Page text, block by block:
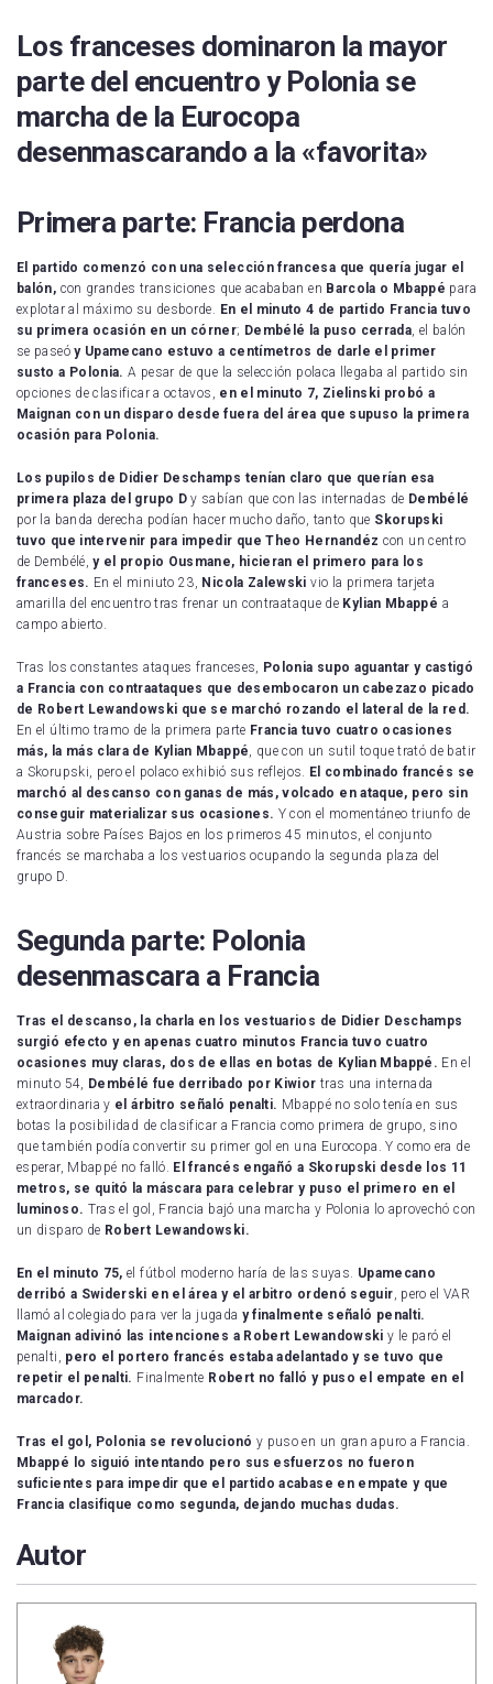
Sevilla FC
Villarreal CF
Los franceses dominaron la mayor
parte del encuentro y Polonia se
marcha de la Eurocopa
desenmascarando a la «favorita»
Primera parte: Francia perdona
El partido comenzó con una selección francesa que quería jugar el
balón, con grandes transiciones que acababan en Barcola o Mbappé para
explotar al máximo su desborde. En el minuto 4 de partido Francia tuvo
su primera ocasión en un córner; Dembélé la puso cerrada, el balón
se paseóy Upamecano estuvo a centímetros de darle el primer
susto a Polonia. A pesar de que la selección polaca llegaba al partido sin
opciones de clasificar a octavos, en el minuto 7, Zielinski probó a
Maignan con un disparo desde fuera del área que supuso la primera
ocasión para Polonia.
Los pupilos de Didier Deschamps tenían claro que querían esa
primera plaza del grupo D y sabían que con las internadas de Dembélé
por la banda derecha podían hacer mucho daño, tanto que Skorupski
tuvo que intervenir para impedir que Theo Hernandéz con un centro
de Dembélé,y el propio Ousmane, hicieran el primero para los
franceses. En el miniuto 23, Nicola Zalewski vio la primera tarjeta
amarilla del encuentro tras frenar un contraataque de Kylian Mbappé a
campo abierto.
Tras los constantes ataques franceses, Polonia supo aguantar y castigó
a Francia con contraataques que desembocaron un cabezazo picado
de Robert Lewandowski que se marchó rozando el lateral de la red.
En el último tramo de la primera parte Francia tuvo cuatro ocasiones
más, la más clara de Kylian Mbappé, que con un sutil toque trató de batir
a Skorupski, pero el polaco exhibió sus reflejos. El combinado francés se
marchó al descanso con ganas de más, volcado en ataque, pero sin
conseguir materializar sus ocasiones. Y con el momentáneo triunfo de
Austria sobre Países Bajos en los primeros 45 minutos, el conjunto
francés se marchaba a los vestuarios ocupando la segunda plaza del
grupo D.
Segunda parte: Polonia
desenmascara a Francia
Tras el descanso, la charla en los vestuarios de Didier Deschamps
surgió efecto y en apenas cuatro minutos Francia tuvo cuatro
ocasiones muy claras, dos de ellas en botas de Kylian Mbappé. En el
minuto 54, Dembélé fue derribado por Kiwior tras una internada
extraordinaria y el árbitro señaló penalti. Mbappé no solo tenía en sus
botas la posibilidad de clasificar a Francia como primera de grupo, sino
que también podía convertir su primer gol en una Eurocopa. Y como era de
esperar, Mbappé no falló. El francés engañó a Skorupski desde los 11
metros, se quitó la máscara para celebrar y puso el primero en el
luminoso. Tras el gol, Francia bajó una marcha y Polonia lo aprovechó con
un disparo de Robert Lewandowski.
En el minuto 75, el fútbol moderno haría de las suyas. Upamecano
derribó a Swiderski en el área y el arbitro ordenó seguir, pero el VAR
llamó al colegiado para ver la jugada y finalmente señaló penalti.
Maignan adivinó las intenciones a Robert Lewandowskiy le paró el
penalti, pero el portero francés estaba adelantado y se tuvo que
repetir el penalti. Finalmente Robert no falló y puso el empate en el
marcador.
Tras el gol, Polonia se revolucionó y puso en un gran apuro a Francia.
Mbappé lo siguió intentando pero sus esfuerzos no fueron
suficientes para impedir que el partido acabase en empate y que
Francia clasifique como segunda, dejando muchas dudas.
Autor